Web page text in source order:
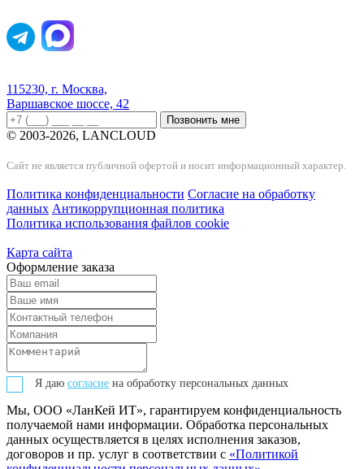
115230, г. Москва,
Варшавское шоссе, 42
Позвонить мне
© 2003-2026, LANCLOUD
Сайт не является публичной офертой и носит информационный характер.
Политика конфиденциальности Согласие на обработку
данных Антикоррупционная политика
Политика использования файлов cookie
Карта сайта
Оформление заказа
Я даю согласие на обработку персональных данных
Мы, ООО «ЛанКей ИТ», гарантируем конфиденциальность
получаемой нами информации. Обработка персональных
данных осуществляется в целях исполнения заказов,
договоров и пр. услуг в соответствии с «Политикой